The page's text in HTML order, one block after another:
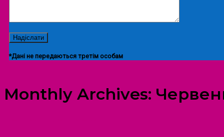
*Дані не передаються третім особам
Monthly Archives: